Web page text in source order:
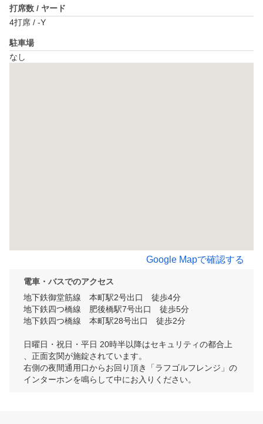
打席数 / ヤード
4打席 / -Y
駐車場
なし
Google Mapで確認する
電車・バスでのアクセス
地下鉄御堂筋線　本町駅2号出口　徒歩4分
地下鉄四つ橋線　肥後橋駅7号出口　徒歩5分
地下鉄四つ橋線　本町駅28号出口　徒歩2分
日曜日・祝日・平日 20時半以降はセキュリティの都合上
、正面玄関が施錠されています。
右側の夜間通用口からお回り頂き「ラフゴルフレンジ」の
インターホンを鳴らして中にお入りください。